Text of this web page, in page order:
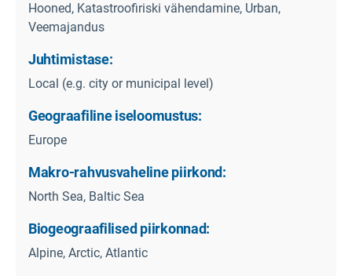
Hooned, Katastroofiriski vähendamine, Urban,
Veemajandus
Juhtimistase:
Local (e.g. city or municipal level)
Geograafiline iseloomustus:
Europe
Makro-rahvusvaheline piirkond:
North Sea, Baltic Sea
Biogeograafilised piirkonnad:
Alpine, Arctic, Atlantic